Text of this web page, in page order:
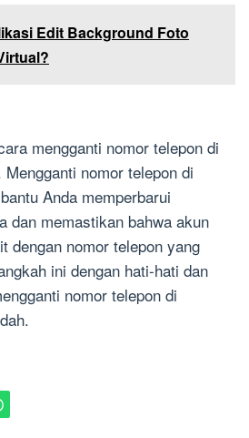
Edit Background Foto
mengganti nomor telepon di
nomor telepon di
Anda memperbarui
dan memastikan bahwa akun
dengan nomor telepon yang
ini dengan hati-hati dan
nomor telepon di